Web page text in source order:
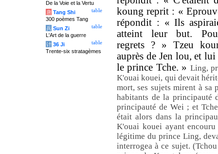
koung reprit : «
répondit : « Ils
atteint leur but.
regrets ? » Tzeu
auprès de Jen lou, et
le prince Tche. » Ling,
K'ouai kouei, qui devait
mort, ses sujets mirent à
habitants de la principauté
principauté de Wei ; et
était alors dans la
K'ouai kouei ayant
légitime du prince Ling,
interrogea à ce sujet.
De la Voie et la Vertu
table
唐 Tang Shi
300 poèmes Tang
table
兵 Sun Zi
L'Art de la guerre
table
计 36 Ji
Trente-six stratagèmes